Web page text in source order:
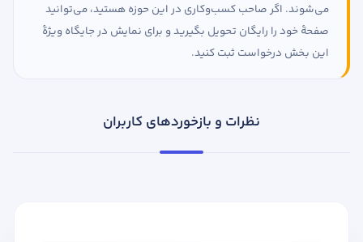
می‌شوند. اگر صاحب کسب‌وکاری در این حوزه هستید، می‌توانید
صفحهٔ خود را رایگان تحویل بگیرید و برای نمایش در جایگاه ویژهٔ
این بخش درخواست ثبت کنید.
نظرات و بازخوردهای کاربران